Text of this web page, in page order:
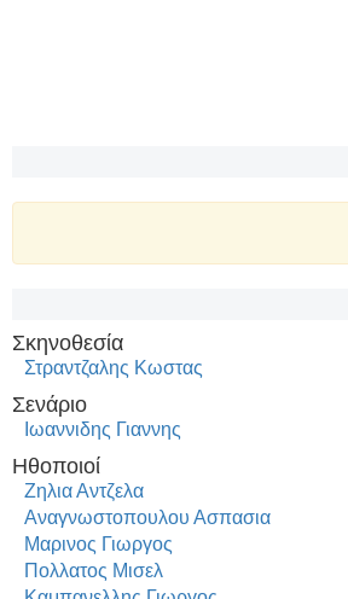
Σκηνοθεσία
Στραντζαλης Κωστας
Σενάριο
Ιωαννιδης Γιαννης
Ηθοποιοί
Ζηλια Αντζελα
Αναγνωστοπουλου Ασπασια
Μαρινος Γιωργος
Πολλατος Μισελ